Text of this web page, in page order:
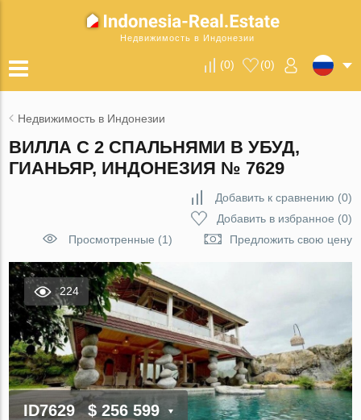
Недвижимость в Индонезии
(0) (0)
Недвижимость в Индонезии
ВИЛЛА С 2 СПАЛЬНЯМИ В УБУД,
ГИАНЬЯР, ИНДОНЕЗИЯ № 7629
Добавить к сравнению (0)
Добавить в избранное (0)
Просмотренные (1)
Предложить свою цену
224
ID7629 $ 256 599